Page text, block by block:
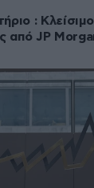
:
από JP